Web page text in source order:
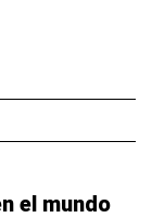
el mundo